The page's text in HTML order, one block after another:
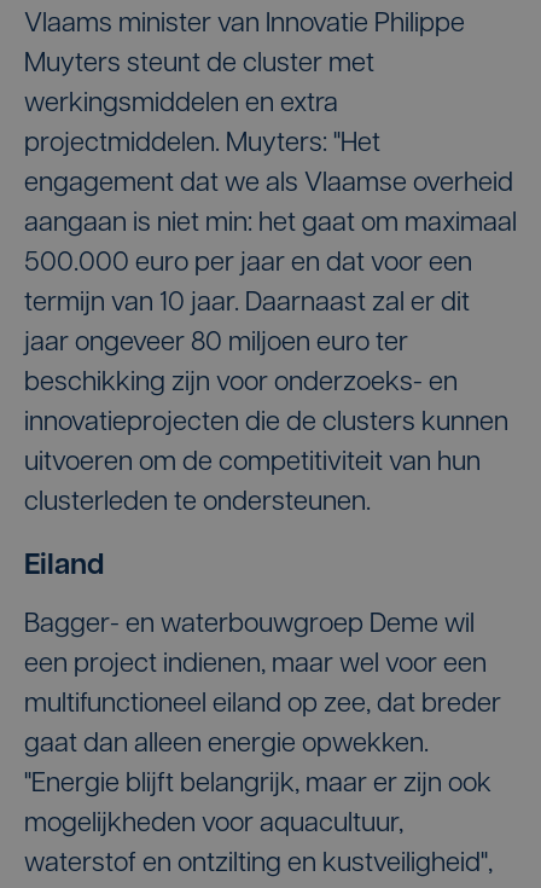
Vlaams minister van Innovatie Philippe
Muyters steunt de cluster met
werkingsmiddelen en extra
projectmiddelen. Muyters: "Het
engagement dat we als Vlaamse overheid
aangaan is niet min: het gaat om maximaal
500.000 euro per jaar en dat voor een
termijn van 10 jaar. Daarnaast zal er dit
jaar ongeveer 80 miljoen euro ter
beschikking zijn voor onderzoeks- en
innovatieprojecten die de clusters kunnen
uitvoeren om de competitiviteit van hun
clusterleden te ondersteunen.
Eiland
Bagger- en waterbouwgroep Deme wil
een project indienen, maar wel voor een
multifunctioneel eiland op zee, dat breder
gaat dan alleen energie opwekken.
"Energie blijft belangrijk, maar er zijn ook
mogelijkheden voor aquacultuur,
waterstof en ontzilting en kustveiligheid",